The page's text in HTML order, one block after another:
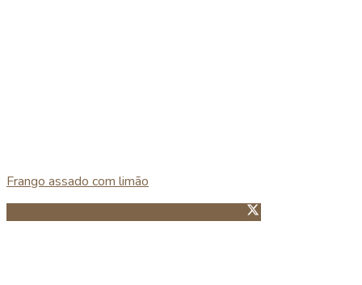
Frango assado com limão
Guardar no Pinterest